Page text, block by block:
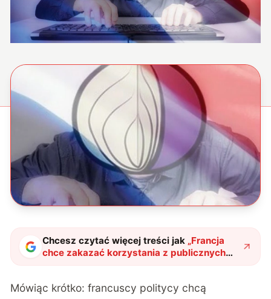
Chcesz czytać więcej treści jak „Francja
chce zakazać korzystania z publicznych
Wi-Fi i sieci Tor"?
Mówiąc krótko: francuscy politycy chcą